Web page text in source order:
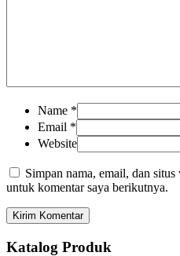
Name *
Email *
Website
Simpan nama, email, dan
untuk komentar saya berikutnya.
Katalog Produk